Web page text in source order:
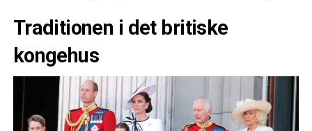
Traditionen i det britiske
kongehus